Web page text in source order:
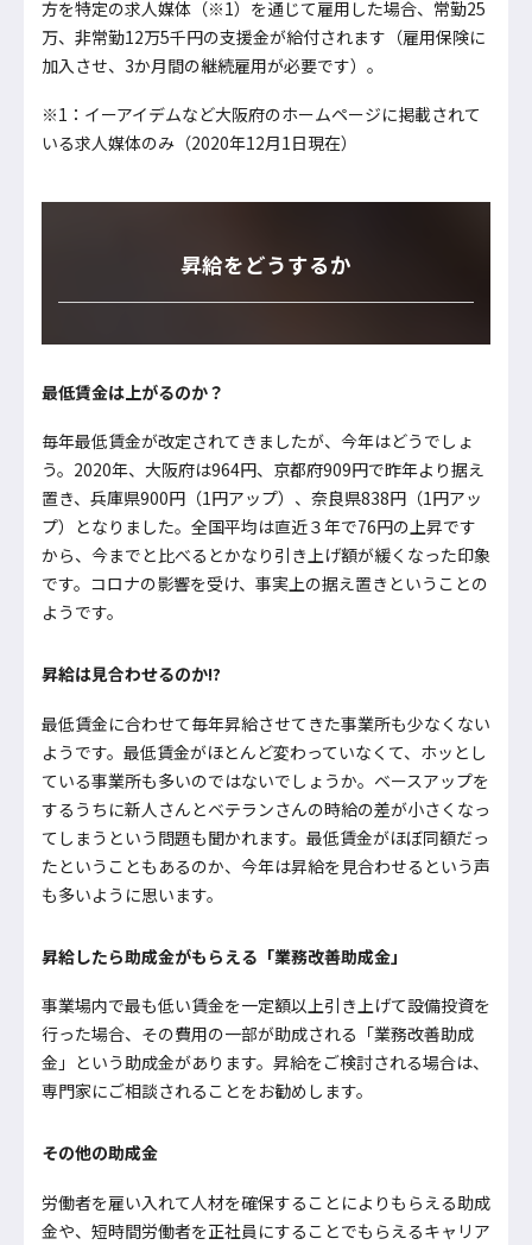
方を特定の求人媒体（※1）を通じて雇用した場合、常勤25
万、非常勤12万5千円の支援金が給付されます（雇用保険に
加入させ、3か月間の継続雇用が必要です）。
※1：イーアイデムなど大阪府のホームページに掲載されて
いる求人媒体のみ（2020年12月1日現在）
昇給をどうするか
最低賃金は上がるのか？
毎年最低賃金が改定されてきましたが、今年はどうでしょ
う。2020年、大阪府は964円、京都府909円で昨年より据え
置き、兵庫県900円（1円アップ）、奈良県838円（1円アッ
プ）となりました。全国平均は直近３年で76円の上昇です
から、今までと比べるとかなり引き上げ額が緩くなった印象
です。コロナの影響を受け、事実上の据え置きということの
ようです。
昇給は見合わせるのか!?
最低賃金に合わせて毎年昇給させてきた事業所も少なくない
ようです。最低賃金がほとんど変わっていなくて、ホッとし
ている事業所も多いのではないでしょうか。ベースアップを
するうちに新人さんとベテランさんの時給の差が小さくなっ
てしまうという問題も聞かれます。最低賃金がほぼ同額だっ
たということもあるのか、今年は昇給を見合わせるという声
も多いように思います。
昇給したら助成金がもらえる「業務改善助成金」
事業場内で最も低い賃金を一定額以上引き上げて設備投資を
行った場合、その費用の一部が助成される「業務改善助成
金」という助成金があります。昇給をご検討される場合は、
専門家にご相談されることをお勧めします。
その他の助成金
労働者を雇い入れて人材を確保することによりもらえる助成
金や、短時間労働者を正社員にすることでもらえるキャリア